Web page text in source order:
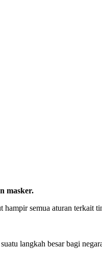
masker.
semua aturan terkait
langkah besar bagi